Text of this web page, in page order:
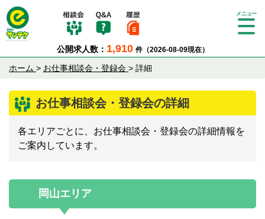
公開求人数： 1,910 件（2026-08-09現在）
Tog
ホーム > お仕事相談会・登録会 > 詳細
お仕事相談会・登録会の詳細
各エリアごとに、お仕事相談会・登録会の詳細情報を
ご案内しています。
岡山エリア